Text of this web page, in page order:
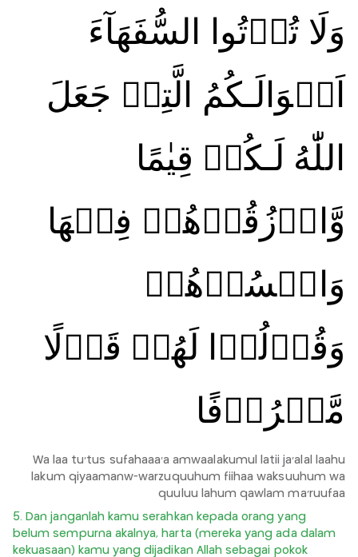
وَلَا تُؤۡتُوا السُّفَهَآءَ
اَمۡوَالَـكُمُ الَّتِىۡ جَعَلَ
اللّٰهُ لَـكُمۡ قِيٰمًا
وَّارۡزُقُوۡهُمۡ فِيۡهَا
وَاكۡسُوۡهُمۡ
وَقُوۡلُوۡا لَهُمۡ قَوۡلًا
مَّعۡرُوۡفًا‏
Wa laa tu'tus sufahaaa'a amwaalakumul latii ja'alal laahu
lakum qiyaamanw-warzuquuhum fiihaa waksuuhum wa
quuluu lahum qawlam ma'ruufaa
5. Dan janganlah kamu serahkan kepada orang yang
belum sempurna akalnya, harta (mereka yang ada dalam
kekuasaan) kamu yang dijadikan Allah sebagai pokok